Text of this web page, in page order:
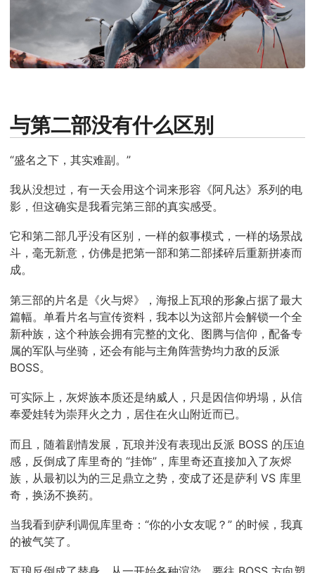
与第二部没有什么区别
“盛名之下，其实难副。”
我从没想过，有一天会用这个词来形容《阿凡达》系列的电
影，但这确实是我看完第三部的真实感受。
它和第二部几乎没有区别，一样的叙事模式，一样的场景战
斗，毫无新意，仿佛是把第一部和第二部揉碎后重新拼凑而
成。
第三部的片名是《火与烬》，海报上瓦琅的形象占据了最大
篇幅。单看片名与宣传资料，我本以为这部片会解锁一个全
新种族，这个种族会拥有完整的文化、图腾与信仰，配备专
属的军队与坐骑，还会有能与主角阵营势均力敌的反派
BOSS。
可实际上，灰烬族本质还是纳威人，只是因信仰坍塌，从信
奉爱娃转为崇拜火之力，居住在火山附近而已。
而且，随着剧情发展，瓦琅并没有表现出反派 BOSS 的压迫
感，反倒成了库里奇的 “挂饰”，库里奇还直接加入了灰烬
族，从最初以为的三足鼎立之势，变成了还是萨利 VS 库里
奇，换汤不换药。
当我看到萨利调侃库里奇：“你的小女友呢？” 的时候，我真
的被气笑了。